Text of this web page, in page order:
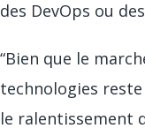
des DevOps ou
“Bien que le
technologies
le ralentissement